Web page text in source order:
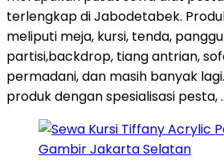
terlengkap di Jabodetabek.
meliputi meja, kursi, tenda,
partisi,backdrop, tiang antrian,
permadani, dan masih banyak
produk dengan spesialisasi pesta,